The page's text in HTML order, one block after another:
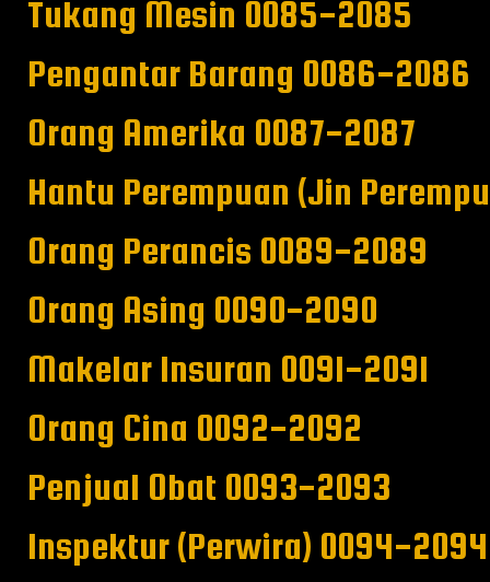
Tukang Mesin 0085-2085
Pengantar Barang 0086-2086
Orang Amerika 0087-2087
Hantu Perempuan (Jin
Orang Perancis 0089-2089
Orang Asing 0090-2090
Makelar Insuran 0091-2091
Orang Cina 0092-2092
Penjual Obat 0093-2093
Inspektur (Perwira) 0094-2094